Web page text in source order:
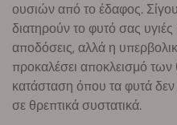
ουσιών από το έδαφος.
διατηρούν το φυτό σας υγιές
αποδόσεις, αλλά η
προκαλέσει αποκλεισμό
κατάσταση όπου τα φυτά
σε θρεπτικά συστατικά.